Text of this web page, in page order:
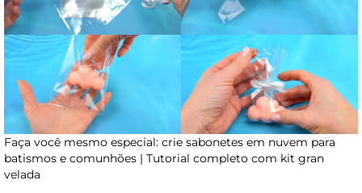
Faça você mesmo especial: crie sabonetes em nuvem para
batismos e comunhões | Tutorial completo com kit gran
velada